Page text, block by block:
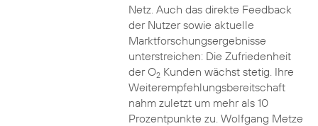
Netz. Auch das direkte Feedback
der Nutzer sowie aktuelle
Marktforschungsergebnisse
unterstreichen: Die Zufriedenheit
der O2Kunden wächst stetig. Ihre
Weiterempfehlungsbereitschaft
nahm zuletzt um mehr als 10
Prozentpunkte zu. Wolfgang Metze